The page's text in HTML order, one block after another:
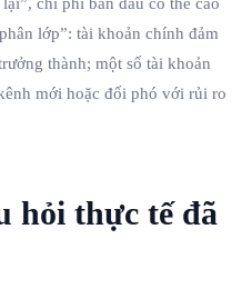
lớp”: tài khoản chính đảm
thành; một số tài khoản
mới hoặc đối phó với rủi ro
hỏi thực tế đã